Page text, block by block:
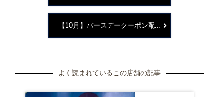
【10月】バースデークーポン配信のお知らせ
よく読まれているこの店舗の記事